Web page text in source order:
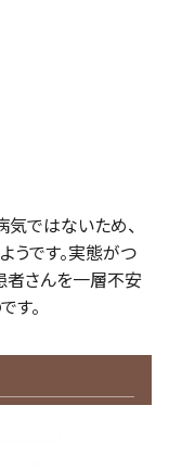
ではないため、
うです。実態がつ
者さんを一層不安
す。